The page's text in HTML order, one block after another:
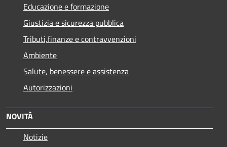
Educazione e formazione
Giustizia e sicurezza pubblica
Tributi,finanze e contravvenzioni
Ambiente
Salute, benessere e assistenza
Autorizzazioni
NOVITÀ
Notizie